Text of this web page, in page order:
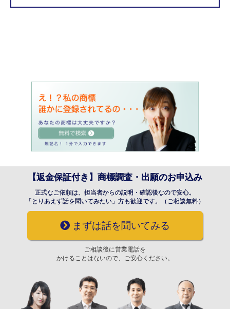
【返金保証付き】商標調査・出願のお申込み
正式なご依頼は、担当者からの説明・確認後なので安心。
「とりあえず話を聞いてみたい」方も歓迎です。（ご相談無料）
まずは話を聞いてみる
ご相談後に営業電話を
かけることはないので、ご安心ください。